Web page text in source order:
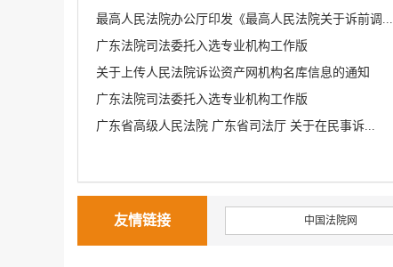
最高人民法院办公厅印发《最高人民法院关于诉前调...
广东法院司法委托入选专业机构工作版
关于上传人民法院诉讼资产网机构名库信息的通知
广东法院司法委托入选专业机构工作版
广东省高级人民法院 广东省司法厅 关于在民事诉...
友情链接 中国法院网